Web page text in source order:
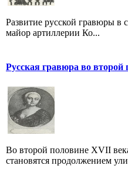
Развитие русской гравюры в
майор артиллерии Ко...
Русская гравюра во
Во второй половине XVII
становятся продолжением